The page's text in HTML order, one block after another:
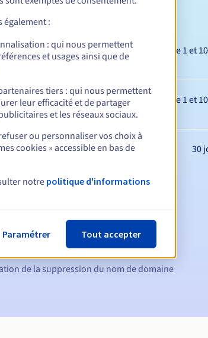
notifications
Entre 1 et
Entre 1 et
30
du nom de domaine
de la suppression du nom de domaine
également :
: qui nous permettent
et usages ainsi que de
tiers : qui nous permettent
leur efficacité et de partager
et les réseaux sociaux.
ou personnaliser vos choix à
cookies » accessible en bas de
notre politique d'informations
Paramétrer Tout accepter